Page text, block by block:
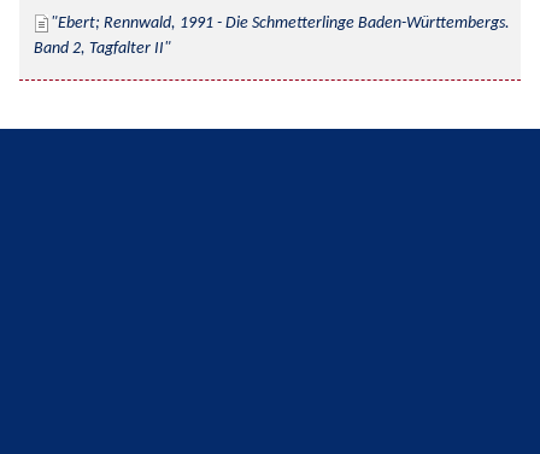
Ebert; Rennwald, 1991 - Die Schmetterlinge Baden-Württembergs.
Band 2, Tagfalter II